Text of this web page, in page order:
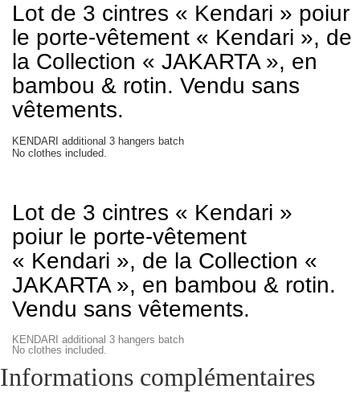
Lot de 3 cintres « Kendari » poiur
le porte-vêtement « Kendari », de
la Collection « JAKARTA », en
bambou & rotin. Vendu sans
vêtements.
KENDARI additional 3 hangers batch
No clothes included.
Lot de 3 cintres « Kendari »
poiur le porte-vêtement
« Kendari », de la Collection «
JAKARTA », en bambou & rotin.
Vendu sans vêtements.
KENDARI additional 3 hangers batch
No clothes included.
Informations complémentaires